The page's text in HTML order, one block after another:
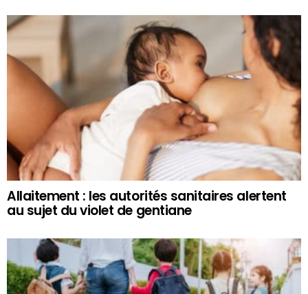
Allaitement : les autorités sanitaires alertent
au sujet du violet de gentiane